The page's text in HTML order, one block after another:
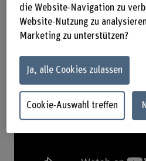
aus, um sie für die digitale
Code of Conduct(PDF, 1 MB)
die Website-Navigation zu
Website-Nutzung zu
Marketing zu unterstützen?
Ja, alle Cookies zulassen
Cookie-Auswahl treffen